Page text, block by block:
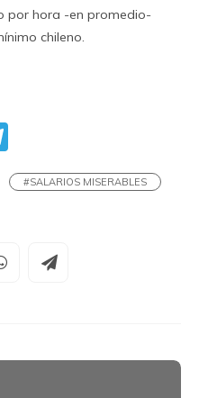
por hora -en promedio-
chileno.
#SALARIOS MISERABLES